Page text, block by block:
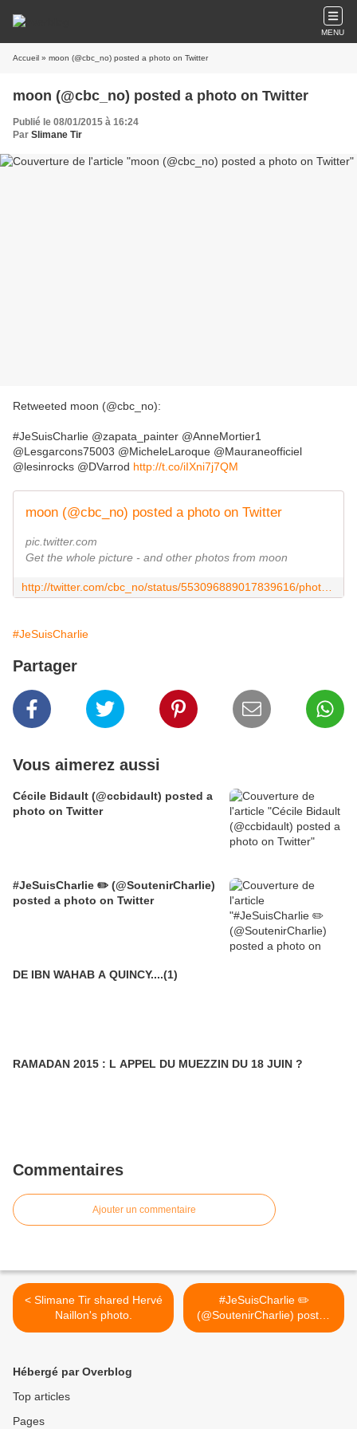
MENU
Accueil » moon (@cbc_no) posted a photo on Twitter
moon (@cbc_no) posted a photo on Twitter
Publié le 08/01/2015 à 16:24
Par Slimane Tir
Retweeted moon (@cbc_no):
#JeSuisCharlie @zapata_painter @AnneMortier1
@Lesgarcons75003 @MicheleLaroque @Mauraneofficiel
@lesinrocks @DVarrod http://t.co/iIXni7j7QM
moon (@cbc_no) posted a photo on Twitter
pic.twitter.com
Get the whole picture - and other photos from moon
#JeSuisCharlie
Partager
Vous aimerez aussi
Cécile Bidault (@ccbidault) posted a
photo on Twitter
#JeSuisCharlie ✏️ (@SoutenirCharlie)
posted a photo on Twitter
DE IBN WAHAB A QUINCY....(1)
RAMADAN 2015 : L APPEL DU MUEZZIN DU 18 JUIN ?
Commentaires
Ajouter un commentaire
< Slimane Tir shared Hervé
Naillon's photo.
#JeSuisCharlie ✏️
(@SoutenirCharlie) posted
a photo on Twitter >
Hébergé par Overblog
Top articles
Pages